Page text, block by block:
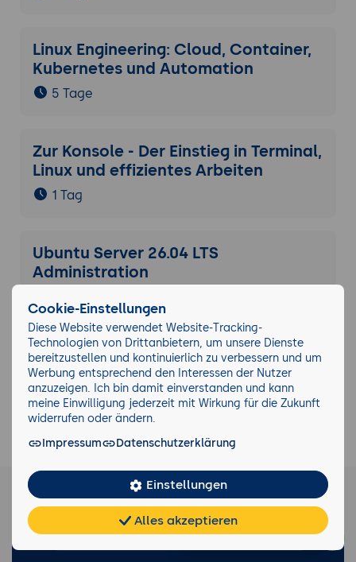
Linux Engineering: Cloud, Container,
Kubernetes und Automation
5 Tage
Zur Konsole - Der Einstieg in Terminal,
Linux und effizientes Arbeiten
1 Tag
Ubuntu Server 26.04 LTS
Administration
164.434 4.782
40.151
Durchgeführte
21.348
eKomi Bewertungen
Teilen FAQ Cookies
Cookie-Einstellungen
Diese Website verwendet Website-Tracking-
Technologien von Drittanbietern, um unsere Dienste
bereitzustellen und kontinuierlich zu verbessern und um
Werbung entsprechend den Interessen der Nutzer
anzuzeigen. Ich bin damit einverstanden und kann
meine Einwilligung jederzeit mit Wirkung für die Zukunft
widerrufen oder ändern.
Impressum
Datenschutzerklärung
Einstellungen
Alles akzeptieren